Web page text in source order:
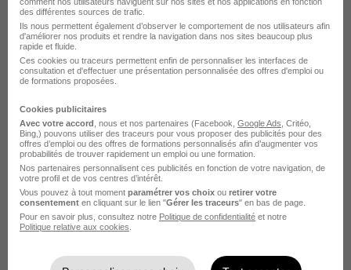
Chargé RH et Juridique H/F
Flauraud
Clermont-Ferrand - 63 CDD Temps partiel
Chargé RH et Juridique H/F
Flauraud
des différentes sources de trafic.
Ils nous permettent également d’observer le comportement de nos utilisateurs afin
d'améliorer nos produits et rendre la navigation dans nos sites beaucoup plus
rapide et fluide.
Ces cookies ou traceurs permettent enfin de personnaliser les interfaces de
consultation et d'effectuer une présentation personnalisée des offres d'emploi ou
de formations proposées.
Cookies publicitaires
Avec votre accord , nous et nos partenaires (Facebook, Google Ads , Critéo,
Bing,) pouvons utiliser des traceurs pour vous proposer des publicités pour des
offres d’emploi ou des offres de formations personnalisés afin d’augmenter vos
probabilités de trouver rapidement un emploi ou une formation.
Nos partenaires personnalisent ces publicités en fonction de votre navigation, de
votre profil et de vos centres d’intérêt.
Vous pouvez à tout moment paramétrer vos choix ou retirer votre
consentement en cliquant sur le lien "Gérer les traceurs" en bas de page.
Pour en savoir plus, consultez notre Politique de confidentialité et notre
Politique relative aux cookies